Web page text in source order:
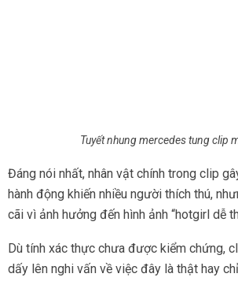
Tuyết nhung mercedes tung clip
Đáng nói nhất, nhân vật chính trong clip
hành động khiến nhiều người thích thú,
cãi vì ảnh hưởng đến hình ảnh “hotgirl dễ
Dù tính xác thực chưa được kiểm chứng,
dấy lên nghi vấn về việc đây là thật hay